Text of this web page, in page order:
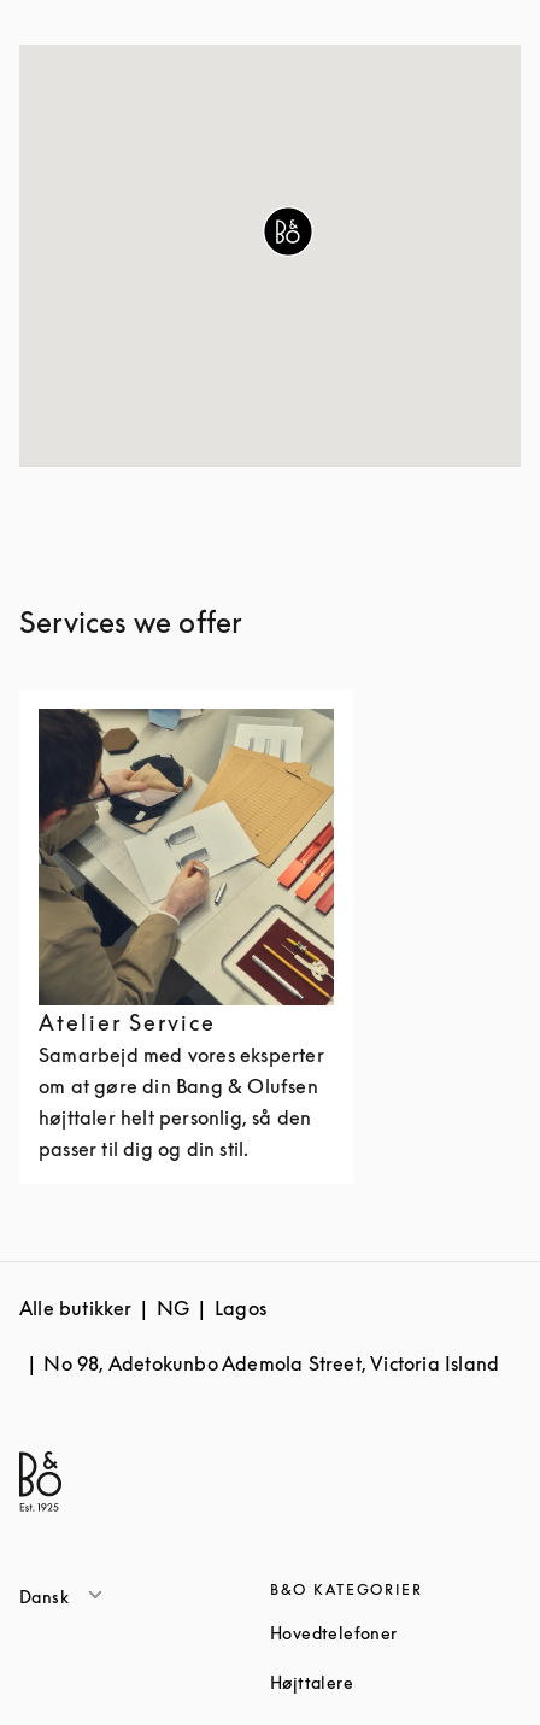
Services we offer
Atelier Service
Samarbejd med vores eksperter
om at gøre din Bang & Olufsen
højttaler helt personlig, så den
passer til dig og din stil.
Alle butikker NG Lagos
No 98, Adetokunbo Ademola Street, Victoria Island
Dansk B&O KATEGORIER
HovedtelefonerLink Opens in
Højttalere